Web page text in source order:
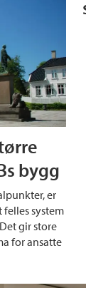
bygg
er
system
gir store
for ansatte